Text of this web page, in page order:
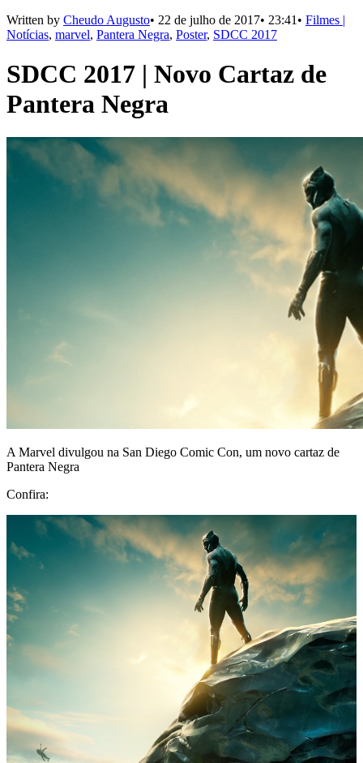
Written by Cheudo Augusto• 22 de julho de 2017• 23:41 • Filmes |
Notícias, marvel, Pantera Negra, Poster, SDCC 2017
SDCC 2017 | Novo Cartaz de
Pantera Negra
A Marvel divulgou na San Diego Comic Con, um novo cartaz de
Pantera Negra
Confira: